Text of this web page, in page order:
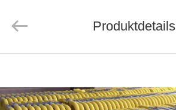
HAUSE
Ltd..
Produktdetails